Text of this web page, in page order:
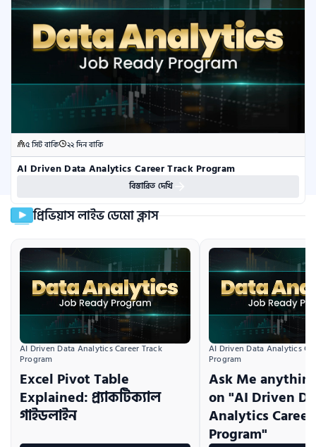
৫ সিট বাকি ২২ দিন বাকি
AI Driven Data Analytics Career Track Program
বিস্তারিত দেখি
প্রিভিয়াস লাইভ ডেমো ক্লাস
AI Driven Data Analytics Career Track
Program
Excel Pivot Table
Explained: প্র্যাকটিক্যাল
গাইডলাইন
AI Driven Data Analytics
Program
Ask Me
on "AI Driven
Analytics
Program"